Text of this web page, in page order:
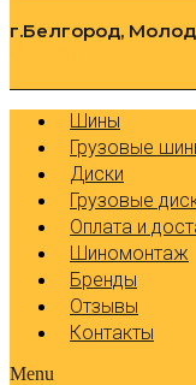
г.Белгород,
Шины
Грузовые
Диски
Грузовые
Оплата и
Шиномонтаж
Бренды
Отзывы
Контакты
Menu